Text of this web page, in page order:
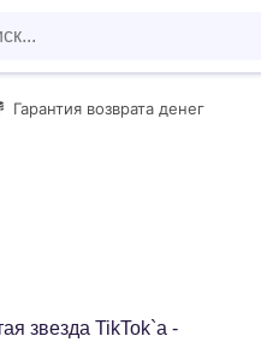
Гарантия возврата денег
звезда TikTok`а -